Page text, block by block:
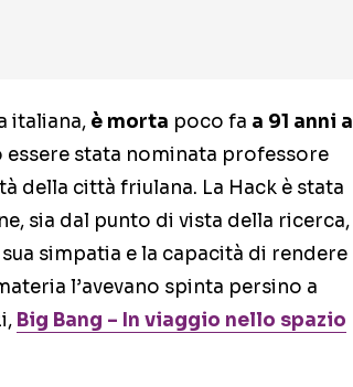
italiana, è morta poco fa a 91 anni a
essere stata nominata professore
della città friulana. La Hack è stata
sia dal punto di vista della ricerca,
simpatia e la capacità di rendere
l’avevano spinta persino a
Big Bang – In viaggio nello spazio